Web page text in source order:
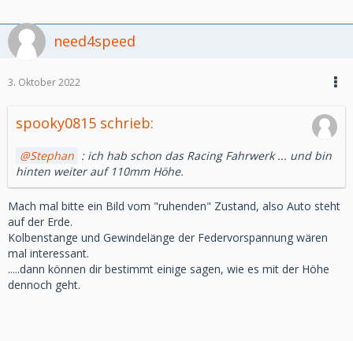
need4speed
3. Oktober 2022
spooky0815 schrieb:
Stephan : ich hab schon das Racing Fahrwerk ... und bin
hinten weiter auf 110mm Höhe.
Mach mal bitte ein Bild vom "ruhenden" Zustand, also Auto steht
auf der Erde.
Kolbenstange und Gewindelänge der Federvorspannung wären
mal interessant.
.....dann können dir bestimmt einige sagen, wie es mit der Höhe
dennoch geht.